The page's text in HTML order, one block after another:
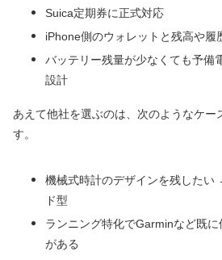
Suica定期券に正式対応
iPhone側のウォレットと残高や履
バッテリー残量が少なくても予備
設計
あえて他社を選ぶのは、次のようなケー
す。
機械式時計のデザインを残した
ド型
ランニング特化でGarminなど既
がある